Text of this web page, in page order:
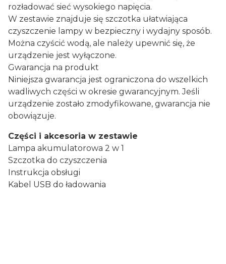
rozładować sieć wysokiego napięcia.
W zestawie znajduje się szczotka ułatwiająca
czyszczenie lampy w bezpieczny i wydajny sposób.
Można czyścić wodą, ale należy upewnić się, że
urządzenie jest wyłączone.
Gwarancja na produkt
Niniejsza gwarancja jest ograniczona do wszelkich
wadliwych części w okresie gwarancyjnym. Jeśli
urządzenie zostało zmodyfikowane, gwarancja nie
obowiązuje.
Części i akcesoria w zestawie
Lampa akumulatorowa 2 w 1
Szczotka do czyszczenia
Instrukcja obsługi
Kabel USB do ładowania